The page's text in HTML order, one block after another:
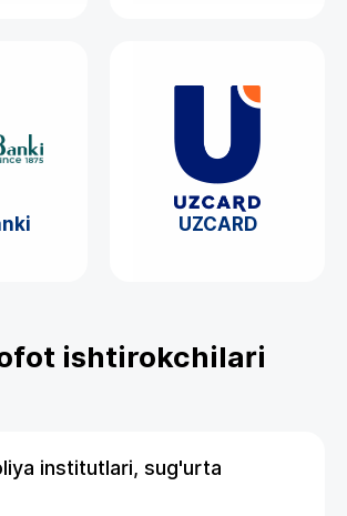
UZCARD
ishtirokchilari
institutlari, sug'urta